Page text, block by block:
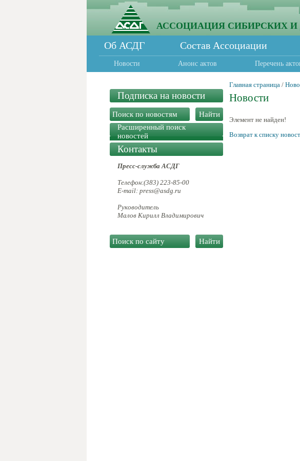
АССОЦИАЦИЯ СИБИРСКИХ
Об АСДГ Состав Ассоциации
Новости Анонс актов Перечень
Подписка на новости
Расширенный поиск
новостей
Контакты
Пресс-служба АСДГ
Телефон:(383) 223-85-00
E-mail: press@asdg.ru
Руководитель
Малов Кирилл Владимирович
Главная страница /
Новости
Элемент не найден!
Возврат к списку